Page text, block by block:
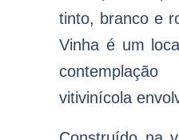
tinto, branco e
Vinha é um
vitivinícola